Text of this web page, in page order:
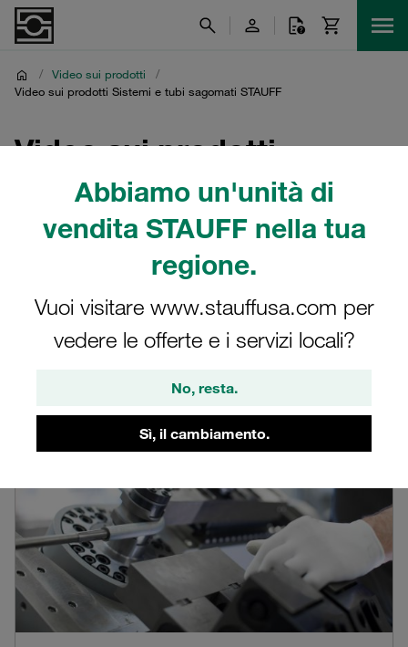
Abbiamo un'unità di
vendita STAUFF nella tua
regione.
Vuoi visitare www.stauffusa.com per
vedere le offerte e i servizi locali?
No, resta.
Sì, il cambiamento.
/ Video sui prodotti
/
Video sui prodotti Sistemi e tubi sagomati STAUFF
Video sui prodotti
Sistemi e tubi sagomati
STAUFF
Vasta collezione di video sui prodotti STAUFF del gruppo
di prodotti Sistemi e tubi sagomati STAUFF